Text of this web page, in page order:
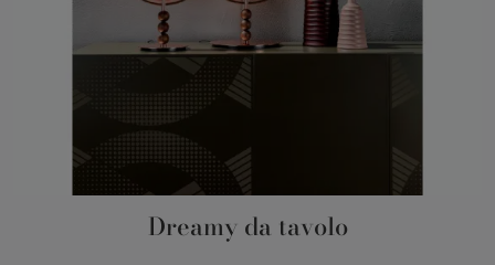
Dreamy da tavolo